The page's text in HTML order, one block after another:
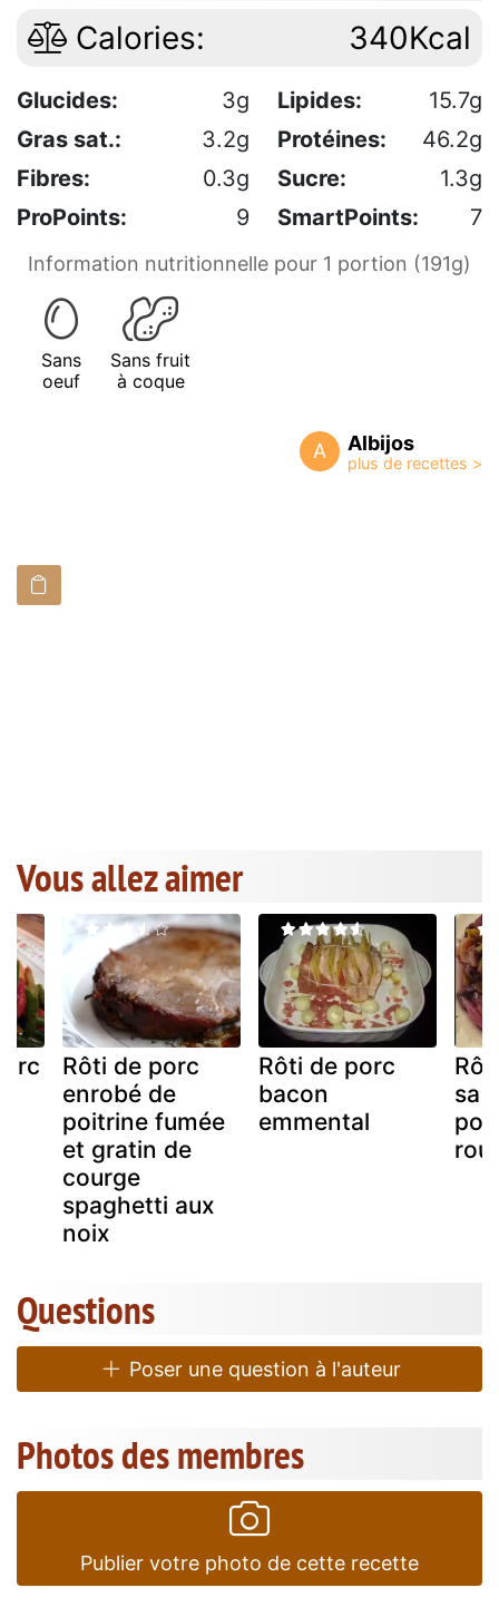
Calories: 340Kcal
Glucides: 3g Lipides:
15.7g
Gras sat.:
3.2g Protéines:
46.2g
Fibres:
0.3g Sucre:
1.3g
ProPoints:
9 SmartPoints: 7
Information nutritionnelle pour 1 portion (191g)
Sans
oeuf
Sans fruit
à coque
A Albijos
Vous allez aimer
Rôti de porc
enrobé de
poitrine fumée
et gratin de
courge
spaghetti aux
noix
Rôti de porc
bacon
emmental
sa
Questions
Poser une question à l'auteur
Photos des membres
Publier votre photo de cette recette